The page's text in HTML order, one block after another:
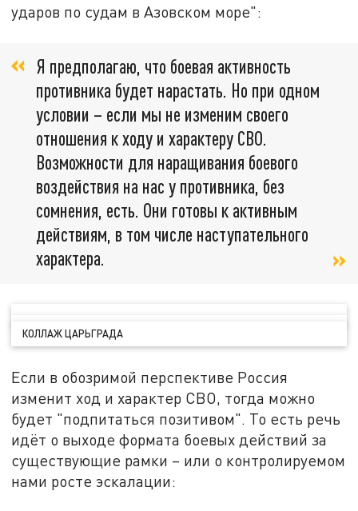
ударов по судам в Азовском море":
Я предполагаю, что боевая активность
противника будет нарастать. Но при одном
условии – если мы не изменим своего
отношения к ходу и характеру СВО.
Возможности для наращивания боевого
воздействия на нас у противника, без
сомнения, есть. Они готовы к активным
действиям, в том числе наступательного
характера.
КОЛЛАЖ ЦАРЬГРАДА
Если в обозримой перспективе Россия
изменит ход и характер СВО, тогда можно
будет "подпитаться позитивом". То есть речь
идёт о выходе формата боевых действий за
существующие рамки – или о контролируемом
нами росте эскалации: